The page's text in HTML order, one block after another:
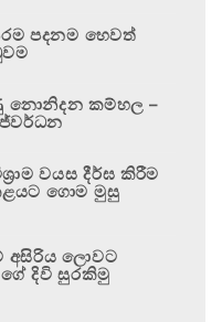
පදනම හෙවත්
නොනිදන කම්හල –
වයස දීර්ඝ කිරීම
ගොම මුසු
අසිරිය ලොවට
දිවි සුරකිමු